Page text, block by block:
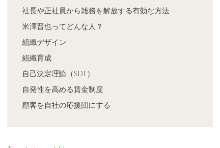
社長や正社員から雑務を解放する有効な方法
米澤晋也ってどんな人？
組織デザイン
組織育成
自己決定理論（SDT）
自発性を高める賃金制度
顧客を自社の応援団にする